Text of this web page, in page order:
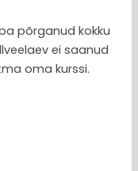
põrganud kokku
ei saanud
oma kurssi.